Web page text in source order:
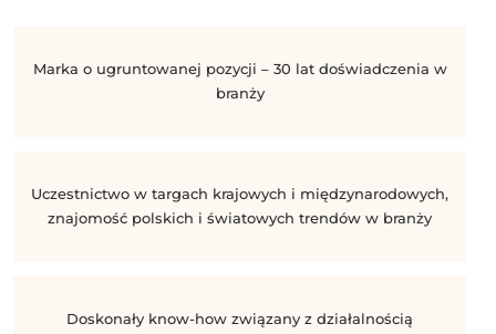
Marka o ugruntowanej pozycji – 30 lat doświadczenia w
branży
Uczestnictwo w targach krajowych i międzynarodowych,
znajomość polskich i światowych trendów w branży
Doskonały know-how związany z działalnością